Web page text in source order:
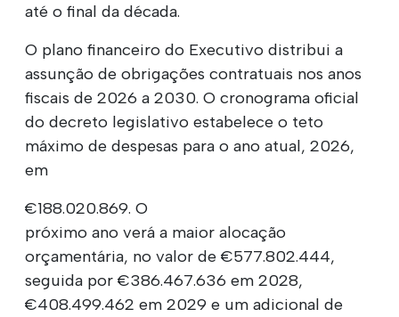
até o final da década.
O plano financeiro do Executivo distribui a
assunção de obrigações contratuais nos anos
fiscais de 2026 a 2030. O cronograma oficial
do decreto legislativo estabelece o teto
máximo de despesas para o ano atual, 2026,
em
€188.020.869. O
próximo ano verá a maior alocação
orçamentária, no valor de €577.802.444,
seguida por €386.467.636 em 2028,
€408.499.462 em 2029 e um adicional de